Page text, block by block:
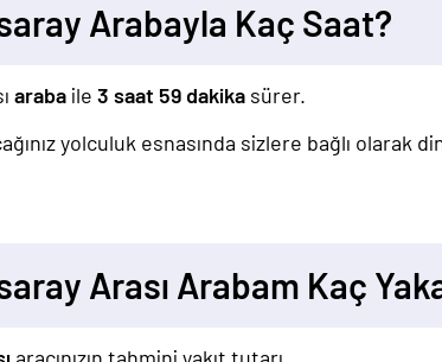
Arabayla Kaç Saat?
araba ile 3 saat 59 dakika sürer.
yolculuk esnasında sizlere bağlı
Arası Arabam Kaç